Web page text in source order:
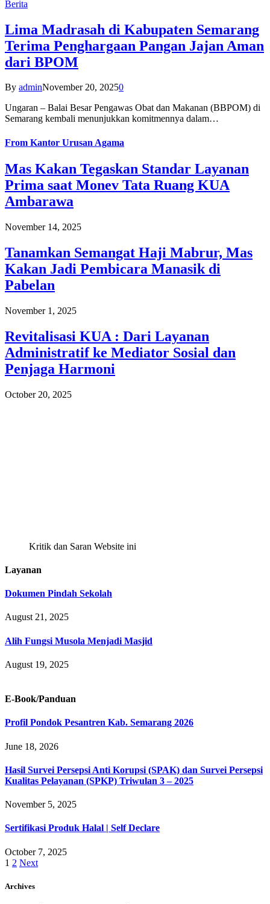
Berita
Lima Madrasah di Kabupaten Semarang
Terima Penghargaan Pangan Jajan Aman
dari BPOM
By adminNovember 20, 20250
Ungaran – Balai Besar Pengawas Obat dan Makanan (BBPOM) di
Semarang kembali menunjukkan komitmennya dalam…
From Kantor Urusan Agama
Mas Kakan Tegaskan Standar Layanan
Prima saat Monev Tata Ruang KUA
Ambarawa
November 14, 2025
Tanamkan Semangat Haji Mabrur, Mas
Kakan Jadi Pembicara Manasik di
Pabelan
November 1, 2025
Revitalisasi KUA : Dari Layanan
Administratif ke Mediator Sosial dan
Penjaga Harmoni
October 20, 2025
Kritik dan Saran Website ini
Layanan
Dokumen Pindah Sekolah
August 21, 2025
Alih Fungsi Musola Menjadi Masjid
August 19, 2025
E-Book/Panduan
Profil Pondok Pesantren Kab. Semarang 2026
June 18, 2026
Hasil Survei Persepsi Anti Korupsi (SPAK) dan Survei Persepsi
Kualitas Pelayanan (SPKP) Triwulan 3 – 2025
November 5, 2025
Sertifikasi Produk Halal | Self Declare
October 7, 2025
1 2 Next
Archives